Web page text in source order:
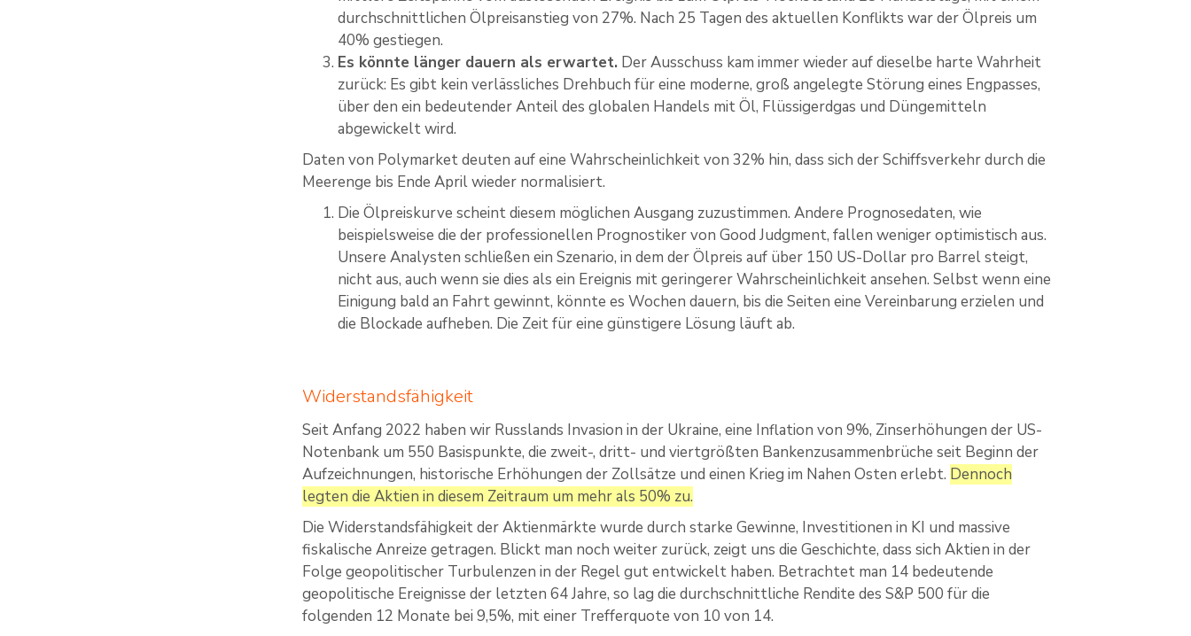
durchschnittlichen Ölpreisanstieg von 27%. Nach 25 Tagen des aktuellen Konflikts war der Ölpreis um
40% gestiegen.
Es könnte länger dauern als erwartet. Der Ausschuss kam immer wieder auf dieselbe harte Wahrheit
zurück: Es gibt kein verlässliches Drehbuch für eine moderne, groß angelegte Störung eines Engpasses,
über den ein bedeutender Anteil des globalen Handels mit Öl, Flüssigerdgas und Düngemitteln
abgewickelt wird.
Daten von Polymarket deuten auf eine Wahrscheinlichkeit von 32% hin, dass sich der Schiffsverkehr durch die
Meerenge bis Ende April wieder normalisiert.
Die Ölpreiskurve scheint diesem möglichen Ausgang zuzustimmen. Andere Prognosedaten, wie
beispielsweise die der professionellen Prognostiker von Good Judgment, fallen weniger optimistisch aus.
Unsere Analysten schließen ein Szenario, in dem der Ölpreis auf über 150 US-Dollar pro Barrel steigt,
nicht aus, auch wenn sie dies als ein Ereignis mit geringerer Wahrscheinlichkeit ansehen. Selbst wenn eine
Einigung bald an Fahrt gewinnt, könnte es Wochen dauern, bis die Seiten eine Vereinbarung erzielen und
die Blockade aufheben. Die Zeit für eine günstigere Lösung läuft ab.
Widerstandsfähigkeit
Seit Anfang 2022 haben wir Russlands Invasion in der Ukraine, eine Inflation von 9%, Zinserhöhungen der US-
Notenbank um 550 Basispunkte, die zweit-, dritt- und viertgrößten Bankenzusammenbrüche seit Beginn der
Aufzeichnungen, historische Erhöhungen der Zollsätze und einen Krieg im Nahen Osten erlebt. Dennoch
legten die Aktien in diesem Zeitraum um mehr als 50% zu.
Die Widerstandsfähigkeit der Aktienmärkte wurde durch starke Gewinne, Investitionen in KI und massive
fiskalische Anreize getragen. Blickt man noch weiter zurück, zeigt uns die Geschichte, dass sich Aktien in der
Folge geopolitischer Turbulenzen in der Regel gut entwickelt haben. Betrachtet man 14 bedeutende
geopolitische Ereignisse der letzten 64 Jahre, so lag die durchschnittliche Rendite des S&P 500 für die
folgenden 12 Monate bei 9,5%, mit einer Trefferquote von 10 von 14.